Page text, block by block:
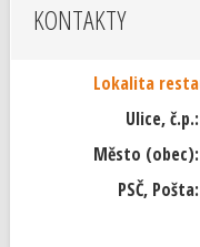
KONTAKTY
Lokalita
Ulice, č.p.:
Město (obec):
PSČ, Pošta: